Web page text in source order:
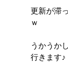
更新が滞
ｗ
うかうか
行きます♪